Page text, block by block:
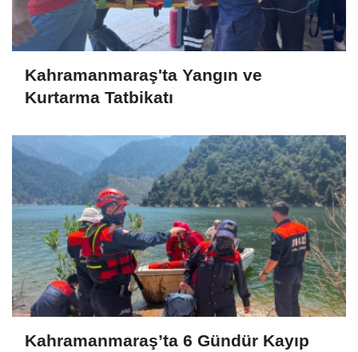
Kahramanmaraş'ta Yangın ve
Kurtarma Tatbikatı
Kahramanmaraş’ta 6 Gündür Kayıp